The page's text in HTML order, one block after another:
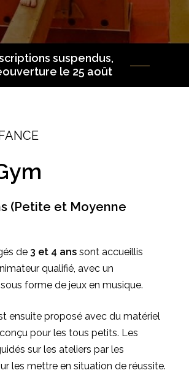
suspendus,
le 25 août
(Petite et Moyenne
de 3 et 4 anssont accueillis
qualifié, avec un
forme de jeux en musique.
ensuite proposé avec du matériel
pour les tous petits. Les
sur les ateliers par les
les mettre en situation de réussite.